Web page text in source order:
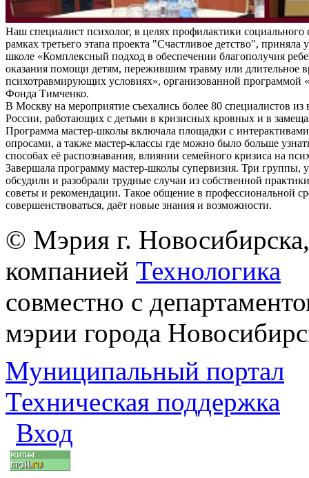
Наш специалист психолог, в целях профилактики социального
рамках третьего этапа проекта "Счастливое детство", приняла
школе «Комплексный подход в обеспечении благополучия
оказания помощи детям, пережившим травму или длительное
психотравмирующих условиях», организованной программой
Фонда Тимченко.
В Москву на мероприятие съехались более 80 специалистов из
России, работающих с детьми в кризисных кровных и в
Программа мастер-школы включала площадки с
опросами, а также мастер-классы где можно было больше
способах её распознавания, влиянии семейного кризиса на
Завершала программу мастер-школы супервизия. Три группы,
обсудили и разобрали трудные случаи из собственной
советы и рекомендации. Такое общение в профессиональной
совершенствоваться, даёт новые знания и возможности.
© Мэрия г.
компанией Технологика
совместно с
мэрии города
Муниципальный портал
Техническая поддержка
Вход